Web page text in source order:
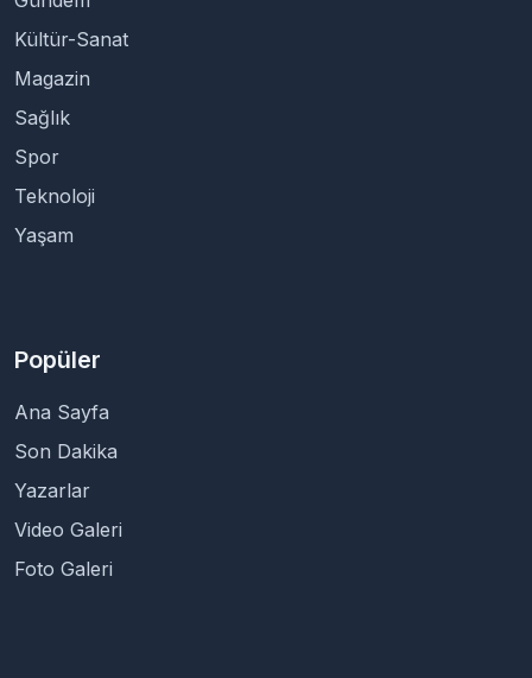
Kültür-Sanat
Magazin
Sağlık
Spor
Teknoloji
Yaşam
Popüler
Ana Sayfa
Son Dakika
Yazarlar
Video Galeri
Foto Galeri